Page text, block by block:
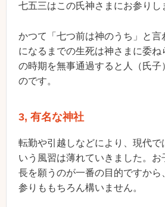
七五三はこの氏神さまにお参りし
かつて「七つ前は神のうち」と言
になるまでの生死は神さまに委ね
の時期を無事通過すると人（氏子
のです。
3, 有名な神社
転勤や引越しなどにより、現代で
いう風習は薄れていきました。
長を願うのが一番の目的ですから
参りももちろん構いません。